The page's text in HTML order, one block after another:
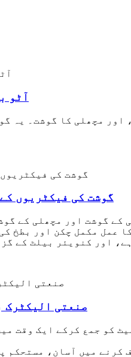
آٹو
مچھلی کا گوشت۔ یہ
گوشت کی فیکٹریوں
کے گوشت اور مچھلی کے
عمل مکمل چکن اور بطخ
ہے، اور کنویئر بیلٹ کے
صنعتی الیکٹرک
کرنے میں آسان،